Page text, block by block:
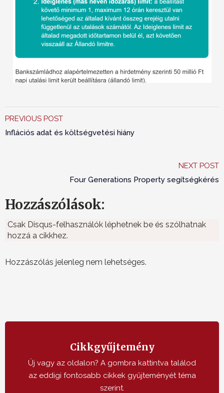
PREVIOUS POST
Inflációs adat és költségvetési hiány
NEXT POST
Four Generations Property segítségkérés
Hozzászólások:
Csak Disqus-felhasználók léphetnek be és szólhatnak
hozzá a cikkhez.
Hozzászólás jelenleg nem lehetséges.
Cikkgyűjtemény
Új vagy az oldalon? A gombra kattintva találod
az eddigi fontosabb cikkek gyűjteményét téma
szerint.